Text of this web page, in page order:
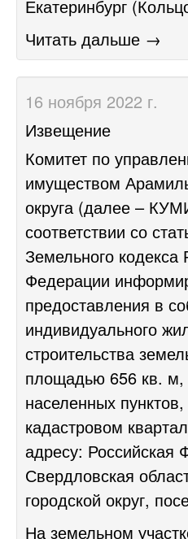
Екатеринбург
Читать дальше →
16 ноября 2022 г.
Извещение
Комитет по
имуществом
округа (далее –
соответствии со
Земельного кодекса
Федерации
предоставления в
индивидуального
строительства
площадью 656 кв. м,
населенных
кадастровом
адресу: Российская
Свердловская
городской округ,
На земельном